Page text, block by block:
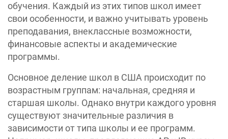
обучения. Каждый из этих типов школ имеет
свои особенности, и важно учитывать уровень
преподавания, внеклассные возможности,
финансовые аспекты и академические
программы.
Основное деление школ в США происходит по
возрастным группам: начальная, средняя и
старшая школы. Однако внутри каждого уровня
существуют значительные различия в
зависимости от типа школы и ее программ.